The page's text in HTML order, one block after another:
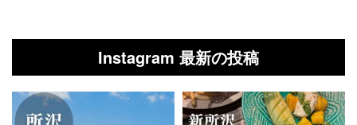
Instagram 最新の投稿